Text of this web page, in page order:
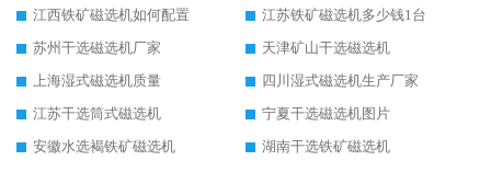
江西铁矿磁选机如何配置
江苏铁矿磁选机多少钱1台
苏州干选磁选机厂家
天津矿山干选磁选机
上海湿式磁选机质量
四川湿式磁选机生产厂家
江苏干选筒式磁选机
宁夏干选磁选机图片
安徽水选褐铁矿磁选机
湖南干选铁矿磁选机